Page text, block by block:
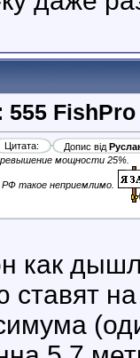
555 FishPro
Цитата: Допис від
мощности 25%.
такое неприемлимо.
как
ставят